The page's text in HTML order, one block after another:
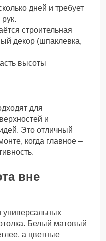
дней и требует
строительная
декор (шпаклевка,
высоты
для
и
Это отличный
когда главное –
вне
универсальных
Белый матовый
а цветные